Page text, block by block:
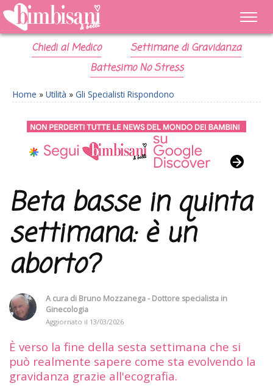
Chiedi al Medico
Settimane di Gravidanza
Battesimo No Stress
Home » Utilità » Gli Specialisti Rispondono
Beta basse in quinta
settimana: è un
aborto?
A cura di Bruno Mozzanega - Dottore specialista in
Ginecologia
Aggiornato il 13/03/2026
È verso la fine della sesta settimana che si
può realmente sapere come sta evolvendo la
gravidanza grazie all'ecografia.